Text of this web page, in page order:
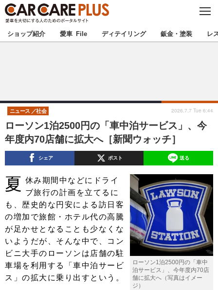
C
S
E
★カーケアプラス認定★ 厳選プロショップを地域から探す
甲信越 北陸
東海 関西
中国 四国
九州
注目の記事
ショップレポート 愛車 File
自動車豆知識 ストップ！不具合修理＆粗悪修理
ディテイリング
ディテイリング 洗車
ヘッドライト磨き コーティング
フィルム・ラッピング
鈑金・塗装
小キズ直し 防錆
特集記事
ストップ 不具合修理＆粗悪修理
カーメーカー「旧車」関連プロジェ
ショップ紹介
ショップ紹介 愛車 File ディテイリング 鈑金・塗装 レ
ローソン1泊2500円の「車中泊サービス」、今
年度内70店舗に拡大へ［新聞ウォッチ］
ニュース 社会 2026.7.7 Tue 6:44
シェア ポスト 送る
ローソン1泊2500円の「車中
泊サービス」、今年度内70店
舗に拡大へ（写真はイメー
ジ）
夏 休み期間中などにドライ
ブ旅行の計画を立てるに
も、歴史的な円安による訪日客
の増加で旅館・ホテル代の高騰
が足かせとなることも少なくな
いようだが、そんな中で、コン
ビニ大手のローソンは店舗の駐
車場を利用する「車中泊サービ
ス」の拡大に乗り出すという。